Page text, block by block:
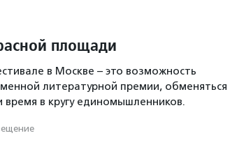
площади
в Москве – это возможность
литературной премии, обменяться
в кругу единомышленников.